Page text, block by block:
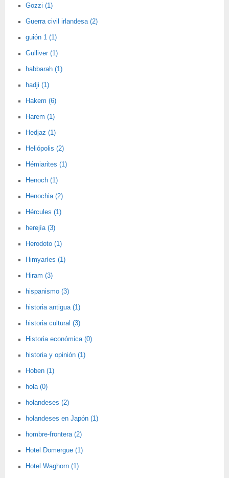
Gozzi (1)
Guerra civil irlandesa (2)
guión 1 (1)
Gulliver (1)
habbarah (1)
hadji (1)
Hakem (6)
Harem (1)
Hedjaz (1)
Heliópolis (2)
Hémiarites (1)
Henoch (1)
Henochia (2)
Hércules (1)
herejía (3)
Herodoto (1)
Himyaríes (1)
Hiram (3)
hispanismo (3)
historia antigua (1)
historia cultural (3)
Historia económica (0)
historia y opinión (1)
Hoben (1)
hola (0)
holandeses (2)
holandeses en Japón (1)
hombre-frontera (2)
Hotel Domergue (1)
Hotel Waghorn (1)